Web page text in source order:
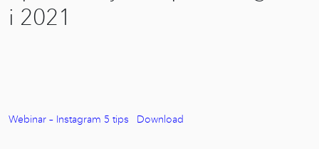
i 2021
Webinar – Instagram 5 tips Download